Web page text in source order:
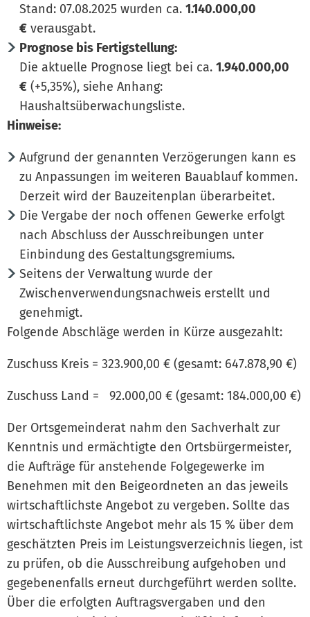
Stand: 07.08.2025 wurden ca. 1.140.000,00
€ verausgabt.
Prognose bis Fertigstellung:
Die aktuelle Prognose liegt bei ca. 1.940.000,00
€ (+5,35%), siehe Anhang:
Haushaltsüberwachungsliste.
Hinweise:
Aufgrund der genannten Verzögerungen kann es
zu Anpassungen im weiteren Bauablauf kommen.
Derzeit wird der Bauzeitenplan überarbeitet.
Die Vergabe der noch offenen Gewerke erfolgt
nach Abschluss der Ausschreibungen unter
Einbindung des Gestaltungsgremiums.
Seitens der Verwaltung wurde der
Zwischenverwendungsnachweis erstellt und
genehmigt.
Folgende Abschläge werden in Kürze ausgezahlt:
Zuschuss Kreis = 323.900,00 € (gesamt: 647.878,90 €)
Zuschuss Land = 92.000,00 € (gesamt: 184.000,00 €)
Der Ortsgemeinderat nahm den Sachverhalt zur
Kenntnis und ermächtigte den Ortsbürgermeister,
die Aufträge für anstehende Folgegewerke im
Benehmen mit den Beigeordneten an das jeweils
wirtschaftlichste Angebot zu vergeben. Sollte das
wirtschaftlichste Angebot mehr als 15 % über dem
geschätzten Preis im Leistungsverzeichnis liegen, ist
zu prüfen, ob die Ausschreibung aufgehoben und
gegebenenfalls erneut durchgeführt werden sollte.
Über die erfolgten Auftragsvergaben und den